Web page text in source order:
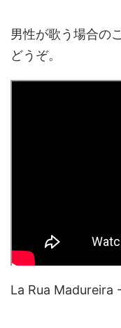
男性が歌う場合の
どうぞ。
La Rua Madureira